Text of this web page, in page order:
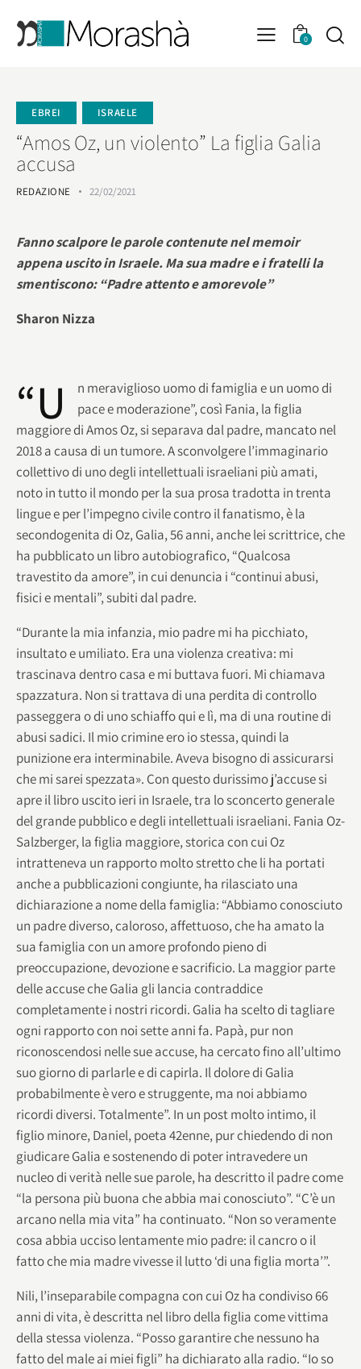
0
EBREI ISRAELE
“Amos Oz, un violento” La figlia Galia
accusa
REDAZIONE 22/02/2021
Fanno scalpore le parole contenute nel memoir
appena uscito in Israele. Ma sua madre e i fratelli la
smentiscono: “Padre attento e amorevole”
Sharon Nizza
“U
n meraviglioso uomo di famiglia e un uomo di
pace e moderazione”, così Fania, la figlia
maggiore di Amos Oz, si separava dal padre, mancato nel
2018 a causa di un tumore. A sconvolgere l’immaginario
collettivo di uno degli intellettuali israeliani più amati,
noto in tutto il mondo per la sua prosa tradotta in trenta
lingue e per l’impegno civile contro il fanatismo, è la
secondogenita di Oz, Galia, 56 anni, anche lei scrittrice, che
ha pubblicato un libro autobiografico, “Qualcosa
travestito da amore”, in cui denuncia i “continui abusi,
fisici e mentali”, subiti dal padre.
“Durante la mia infanzia, mio padre mi ha picchiato,
insultato e umiliato. Era una violenza creativa: mi
trascinava dentro casa e mi buttava fuori. Mi chiamava
spazzatura. Non si trattava di una perdita di controllo
passeggera o di uno schiaffo qui e lì, ma di una routine di
abusi sadici. Il mio crimine ero io stessa, quindi la
punizione era interminabile. Aveva bisogno di assicurarsi
che mi sarei spezzata». Con questo durissimo j’accuse si
apre il libro uscito ieri in Israele, tra lo sconcerto generale
del grande pubblico e degli intellettuali israeliani. Fania Oz-
Salzberger, la figlia maggiore, storica con cui Oz
intratteneva un rapporto molto stretto che li ha portati
anche a pubblicazioni congiunte, ha rilasciato una
dichiarazione a nome della famiglia: “Abbiamo conosciuto
un padre diverso, caloroso, affettuoso, che ha amato la
sua famiglia con un amore profondo pieno di
preoccupazione, devozione e sacrificio. La maggior parte
delle accuse che Galia gli lancia contraddice
completamente i nostri ricordi. Galia ha scelto di tagliare
ogni rapporto con noi sette anni fa. Papà, pur non
riconoscendosi nelle sue accuse, ha cercato fino all’ultimo
suo giorno di parlarle e di capirla. Il dolore di Galia
probabilmente è vero e struggente, ma noi abbiamo
ricordi diversi. Totalmente”. In un post molto intimo, il
figlio minore, Daniel, poeta 42enne, pur chiedendo di non
giudicare Galia e sostenendo di poter intravedere un
nucleo di verità nelle sue parole, ha descritto il padre come
“la persona più buona che abbia mai conosciuto”. “C’è un
arcano nella mia vita” ha continuato. “Non so veramente
cosa abbia ucciso lentamente mio padre: il cancro o il
fatto che mia madre vivesse il lutto ‘di una figlia morta’”.
Nili, l’inseparabile compagna con cui Oz ha condiviso 66
anni di vita, è descritta nel libro della figlia come vittima
della stessa violenza. “Posso garantire che nessuno ha
fatto del male ai miei figli” ha dichiarato alla radio. “Io so